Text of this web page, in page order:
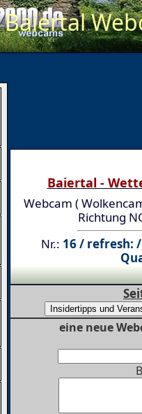
Baiertal
Baiertal -
Webcam (
Richtung
Nr.: 16 / refresh:
eine neue